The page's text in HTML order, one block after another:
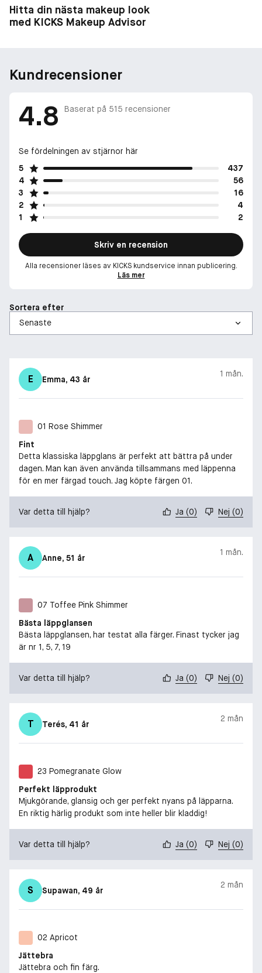
Hitta din nästa makeup look
med KICKS Makeup Advisor
Kundrecensioner
4.8 Baserat på 515 recensioner
Se fördelningen av stjärnor här
5
437
4
56
3
16
2
4
1
2
Skriv en recension
Alla recensioner läses av KICKS kundservice innan publicering.
Läs mer
Sortera efter
E Emma, 43 år
1 mån.
01 Rose Shimmer
Fint
Detta klassiska läppglans är perfekt att bättra på under
dagen. Man kan även använda tillsammans med läppenna
för en mer färgad touch. Jag köpte färgen 01.
Var detta till hjälp? Ja (0) Nej (0)
A Anne, 51 år
1 mån.
07 Toffee Pink Shimmer
Bästa läppglansen
Bästa läppglansen, har testat alla färger. Finast tycker jag
är nr 1, 5, 7, 19
Var detta till hjälp? Ja (0) Nej (0)
T Terés, 41 år
2 mån
23 Pomegranate Glow
Perfekt läpprodukt
Mjukgörande, glansig och ger perfekt nyans på läpparna.
En riktig härlig produkt som inte heller blir kladdig!
Var detta till hjälp? Ja (0) Nej (0)
S Supawan, 49 år
2 mån
02 Apricot
Jättebra
Jättebra och fin färg.